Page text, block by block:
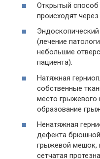
Открытый способ
происходят
(лечение
небольшие
пациента).
Натяжная
собственные
место
образование
Ненатяжная
дефекта брюшной
грыжевой мешок,
сетчатая